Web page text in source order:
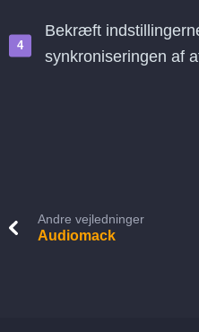
Bekræft
synkroniseringen af
Andre vejledninger
Audiomack